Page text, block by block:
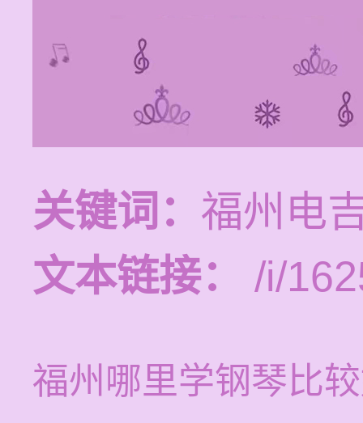
关键词： 福州电
文本链接：
/i/
福州哪里学钢琴比